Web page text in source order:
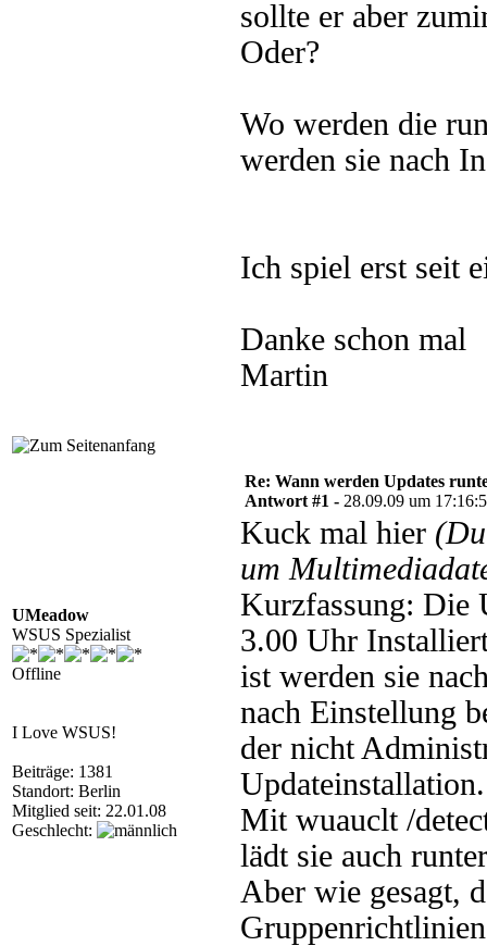
sollte er aber
Oder?
Wo werden die
werden sie nach
Ich spiel erst seit
Danke schon mal
Martin
UMeadow
WSUS Spezialist
Offline
I Love WSUS!
Beiträge: 1381
Standort: Berlin
Mitglied seit: 22.01.08
Geschlecht:
Re: Wann werden Updates
Antwort #1 - 28.09.09 um
Kuck mal hier
um
Kurzfassung: Die
3.00 Uhr
ist werden sie
nach Einstellung
der nicht
Updateinstallation.
Mit wuauclt /
lädt sie auch
Aber wie gesagt,